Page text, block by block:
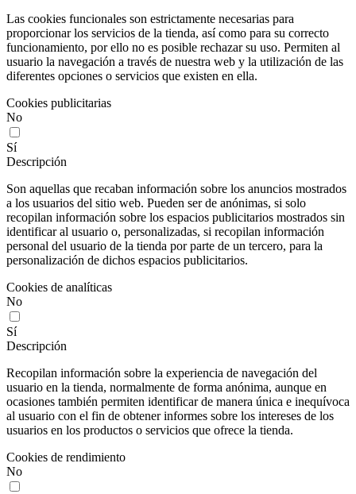
Las cookies funcionales son estrictamente necesarias para
proporcionar los servicios de la tienda, así como para su correcto
funcionamiento, por ello no es posible rechazar su uso. Permiten al
usuario la navegación a través de nuestra web y la utilización de las
diferentes opciones o servicios que existen en ella.
Cookies publicitarias
No
Sí
Descripción
Son aquellas que recaban información sobre los anuncios mostrados
a los usuarios del sitio web. Pueden ser de anónimas, si solo
recopilan información sobre los espacios publicitarios mostrados sin
identificar al usuario o, personalizadas, si recopilan información
personal del usuario de la tienda por parte de un tercero, para la
personalización de dichos espacios publicitarios.
Cookies de analíticas
No
Sí
Descripción
Recopilan información sobre la experiencia de navegación del
usuario en la tienda, normalmente de forma anónima, aunque en
ocasiones también permiten identificar de manera única e inequívoca
al usuario con el fin de obtener informes sobre los intereses de los
usuarios en los productos o servicios que ofrece la tienda.
Cookies de rendimiento
No